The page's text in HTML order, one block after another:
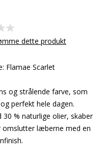
dette produkt
Flamae Scarlet
og strålende farve, som
perfekt hele dagen.
% naturlige olier, skaber
omslutter læberne med en